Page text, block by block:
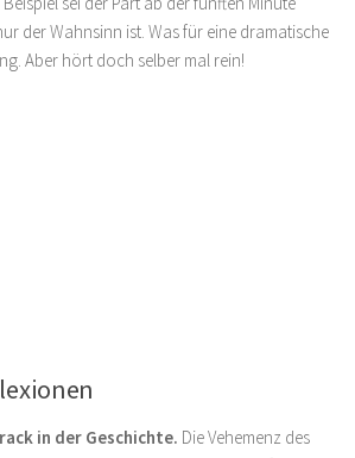
der Wahnsinn ist. Was für eine dramatische
Aber hört doch selber mal rein!
in der Geschichte. Die Vehemenz des